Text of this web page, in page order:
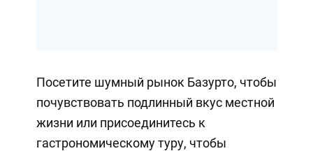
Посетите шумный рынок Базурто, чтобы
почувствовать подлинный вкус местной
жизни или присоединитесь к
гастрономическому туру, чтобы